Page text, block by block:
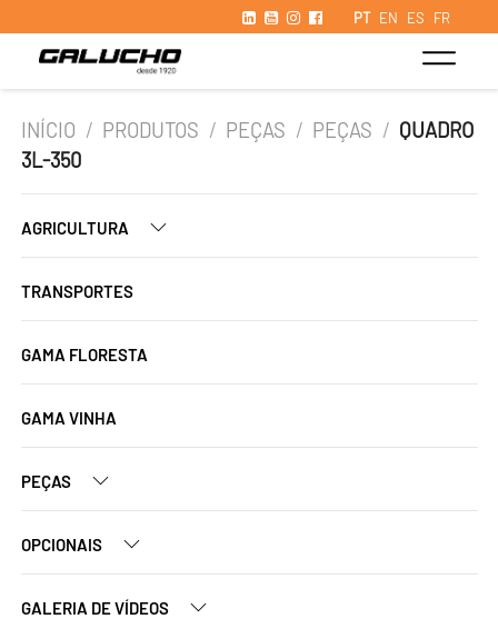
PT EN ES FR
INÍCIO / PRODUTOS / PEÇAS / PEÇAS / QUADRO
3L-350
AGRICULTURA
TRANSPORTES
GAMA FLORESTA
GAMA VINHA
PEÇAS
OPCIONAIS
GALERIA DE VÍDEOS